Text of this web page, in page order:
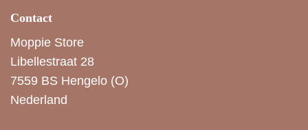
Contact
Moppie Store
Libellestraat 28
7559 BS Hengelo (O)
Nederland